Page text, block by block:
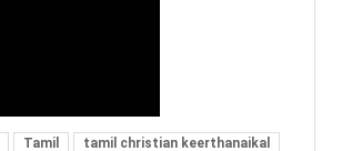
Tamil
tamil christian keerthanaikal